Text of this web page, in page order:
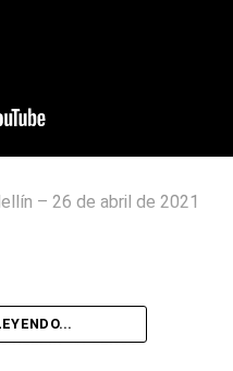
– 26 de abril de 2021
HELLÍN PLENOS